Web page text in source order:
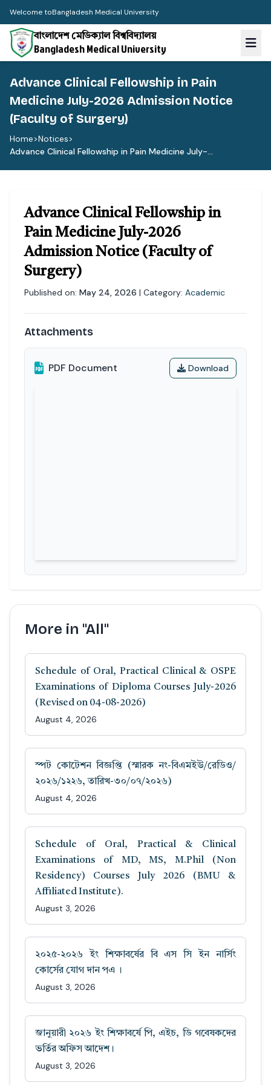
Welcome toBangladesh Medical University
বাংলাদেশ মেডিক্যাল বিশ্ববিদ্যালয়
Bangladesh Medical University
Advance Clinical Fellowship in Pain
Medicine July-2026 Admission Notice
(Faculty of Surgery)
Home>Notices>
Advance Clinical Fellowship in Pain Medicine July-...
Advance Clinical Fellowship in
Pain Medicine July-2026
Admission Notice (Faculty of
Surgery)
Published on: May 24, 2026 | Category: Academic
Attachments
PDF Document Download
More in "All"
Schedule of Oral, Practical Clinical & OSPE
Examinations of Diploma Courses July-2026
(Revised on 04-08-2026)
August 4, 2026
স্পট কোটেশন বিজ্ঞপ্তি (স্মারক নং-বিএমইউ/রেডিও/
২০২৬/১২২৬, তারিখ-৩০/০৭/২০২৬)
August 4, 2026
Schedule of Oral, Practical & Clinical
Examinations of MD, MS, M.Phil (Non
Residency) Courses July 2026 (BMU &
Affiliated Institute).
August 3, 2026
২০২৫-২০২৬ ইং শিক্ষাবর্ষের বি এস সি ইন নার্সিং
কোর্সের যোগ দান পএ ।
August 3, 2026
জানুয়ারী ২০২৬ ইং শিক্ষাবর্ষে পি, এইচ, ডি গবেষকদের
ভর্তির অফিস আদেশ।
August 3, 2026